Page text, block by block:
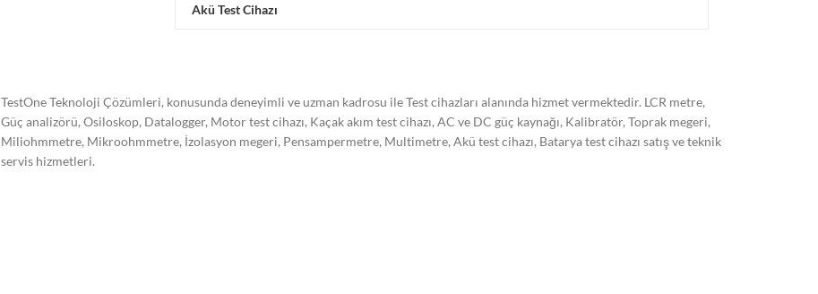
Akü Test Cihazı
TestOne Teknoloji Çözümleri, konusunda deneyimli ve uzman kadrosu ile Test cihazları alanında hizmet vermektedir. LCR metre,
Güç analizörü, Osiloskop, Datalogger, Motor test cihazı, Kaçak akım test cihazı, AC ve DC güç kaynağı, Kalibratör, Toprak megeri,
Miliohmmetre, Mikroohmmetre, İzolasyon megeri, Pensampermetre, Multimetre, Akü test cihazı, Batarya test cihazı satış ve teknik
servis hizmetleri.